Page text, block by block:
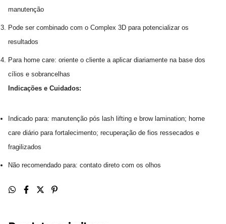
manutenção
Pode ser combinado com o Complex 3D para potencializar os
resultados
Para home care: oriente o cliente a aplicar diariamente na base dos
cílios e sobrancelhas
Indicações e Cuidados:
Indicado para: manutenção pós lash lifting e brow lamination; home
care diário para fortalecimento; recuperação de fios ressecados e
fragilizados
Não recomendado para: contato direto com os olhos